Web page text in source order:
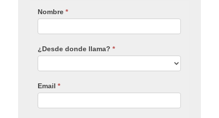
Nombre*
¿Desde donde llama?*
Email*